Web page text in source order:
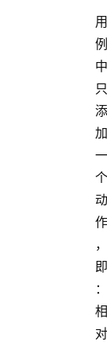
用
例
中
只
添
加
一
个
动
作
，
即
：
相
对